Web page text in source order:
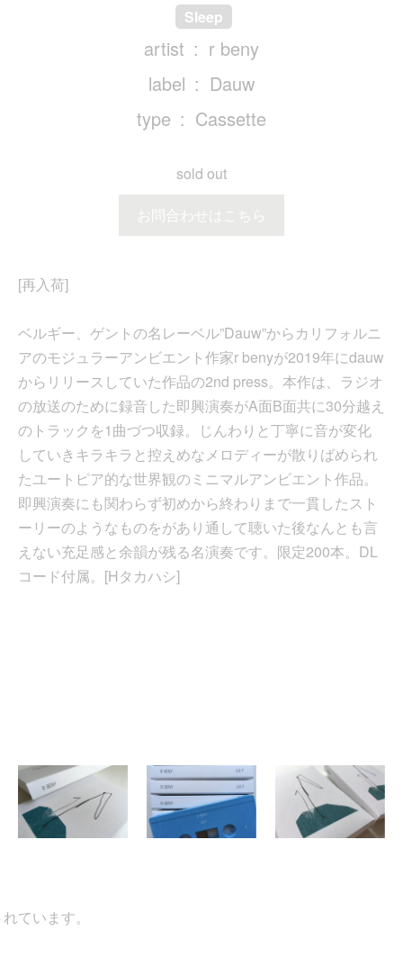
Sleep
artist
r beny
label
Dauw
type
Cassette
sold out
お問合わせはこちら
[再入荷]
ベルギー、ゲントの名レーベル”Dauw”からカリフォルニ
アのモジュラーアンビエント作家r benyが2019年にdauw
からリリースしていた作品の2nd press。本作は、ラジオ
の放送のために録音した即興演奏がA面B面共に30分越え
のトラックを1曲づつ収録。じんわりと丁寧に音が変化
していきキラキラと控えめなメロディーが散りばめられ
たユートピア的な世界観のミニマルアンビエント作品。
即興演奏にも関わらず初めから終わりまで一貫したスト
ーリーのようなものをがあり通して聴いた後なんとも言
えない充足感と余韻が残る名演奏です。限定200本。DL
コード付属。[Hタカハシ]
います。